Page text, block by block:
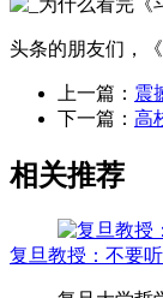
头条的朋友们，
上一篇： 震
下一篇： 高
相关推荐
复旦教授：不要